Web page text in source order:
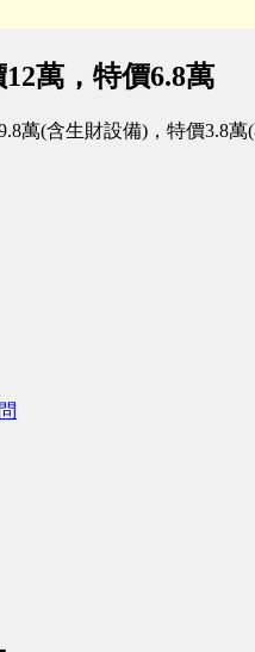
萬，特價6.8萬
萬(含生財設備)，特價3.8萬